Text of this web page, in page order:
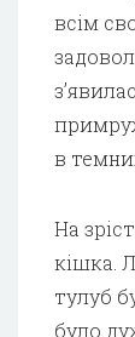
всім
в
На
кішка.
тулуб
було